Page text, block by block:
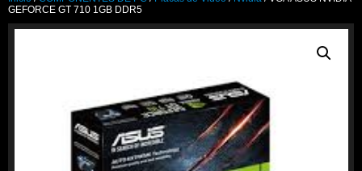
GEFORCE GT 710 1GB DDR5